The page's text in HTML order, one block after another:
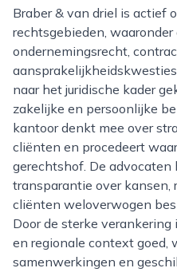
Braber & van driel is actief op verschillende
rechtsgebieden, waaronder
ondernemingsrecht,
naar het juridische kader
zakelijke en persoonlijke
kantoor denkt mee over
cliënten en procedeert
gerechtshof. De
transparantie over kansen,
cliënten weloverwogen
Door de sterke
en regionale context goed,
samenwerkingen en